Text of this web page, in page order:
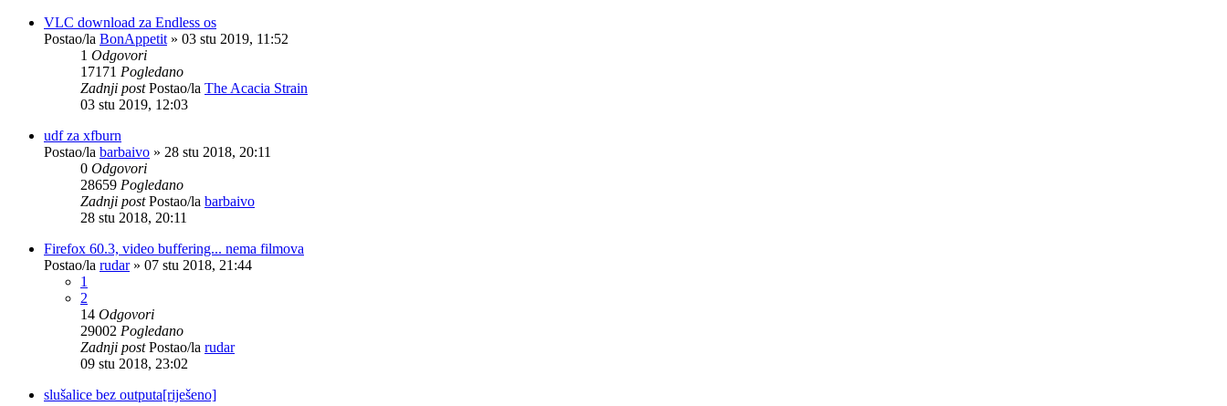
VLC download za Endless os
Postao/la BonAppetit » 03 stu 2019, 11:52
1 Odgovori
17171 Pogledano
Zadnji postPostao/la The Acacia Strain
03 stu 2019, 12:03
udf za xfburn
Postao/la barbaivo » 28 stu 2018, 20:11
0 Odgovori
28659 Pogledano
Zadnji postPostao/la barbaivo
28 stu 2018, 20:11
Firefox 60.3, video buffering... nema filmova
Postao/la rudar» 07 stu 2018, 21:44
1
2
14 Odgovori
29002 Pogledano
Zadnji postPostao/la rudar
09 stu 2018, 23:02
slušalice bez outputa[riješeno]